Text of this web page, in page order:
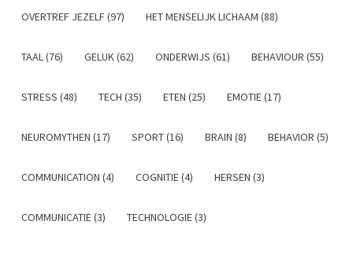
OVERTREF JEZELF (97) HET MENSELIJK LICHAAM (88)
TAAL (76) GELUK (62) ONDERWIJS (61) BEHAVIOUR (55)
STRESS (48) TECH (35) ETEN (25) EMOTIE (17)
NEUROMYTHEN (17) SPORT (16) BRAIN (8) BEHAVIOR (5)
COMMUNICATION (4) COGNITIE (4) HERSEN (3)
COMMUNICATIE (3) TECHNOLOGIE (3)